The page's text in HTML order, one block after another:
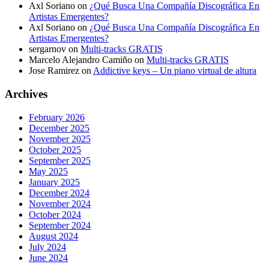
Axl Soriano on ¿Qué Busca Una Compañía Discográfica En
Artistas Emergentes?
Axl Soriano on ¿Qué Busca Una Compañía Discográfica En
Artistas Emergentes?
sergarnov on Multi-tracks GRATIS
Marcelo Alejandro Camiño on Multi-tracks GRATIS
Jose Ramirez on Addictive keys – Un piano virtual de altura
Archives
February 2026
December 2025
November 2025
October 2025
September 2025
May 2025
January 2025
December 2024
November 2024
October 2024
September 2024
August 2024
July 2024
June 2024